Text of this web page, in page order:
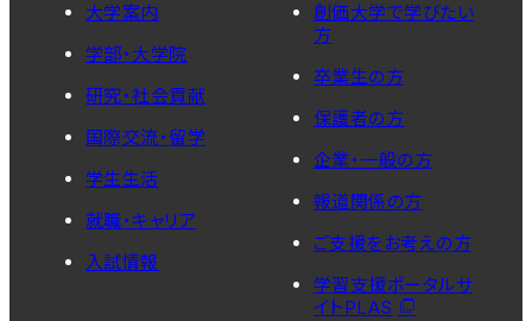
大学案内
学部・大学院
研究・社会貢献
国際交流・留学
学生生活
就職・キャリア
入試情報
創価大学で学びたい
方
卒業生の方
保護者の方
企業・一般の方
報道関係の方
ご支援をお考えの方
学習支援ポータルサ
イトPLAS